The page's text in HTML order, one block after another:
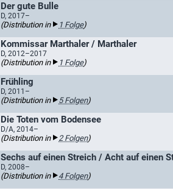
Der gute Bulle
D, 2017–
(Distribution in 1 Folge)
Kommissar Marthaler / Marthaler
D, 2012–2017
(Distribution in 1 Folge)
Frühling
D, 2011–
(Distribution in 5 Folgen)
Die Toten vom Bodensee
D/A, 2014–
(Distribution in 2 Folgen)
Sechs auf einen Streich / Acht auf einen
D, 2008–
(Distribution in 4 Folgen)